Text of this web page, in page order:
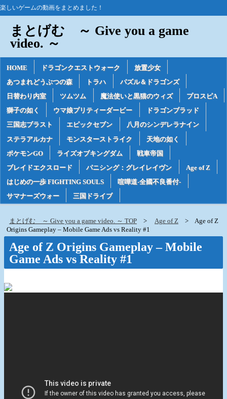
楽しいゲームの動画をまとめました！
まとげむ ～ Give you a game
video. ～
HOME ドラゴンクエストウォーク
放置少女
あつまれどうぶつの森
トラハ
パズル＆ドラゴンズ
日替わり内室
ツムツム 魔法使いと黒猫のウィズ
プロスピA
獅子の如く
ウマ娘プリティーダービー
ドラゴンブラッド
三国志ブラスト
エピックセブン
八月のシンデレラナイン
ステラアルカナ
モンスターストライク
天地の如く
ポケモンGO
ライズオブキングダム
戦車帝国
ブレイドエクスロード
パニシング：グレイレイヴン
Age of Z
はじめの一歩 FIGHTING SOULS
喧嘩道-全國不良番付-
サマナーズウォー
三国ドライブ
まとげむ ～ Give you a game video. ～ TOP Age of Z
Age of Z
Origins Gameplay – Mobile Game Ads vs Reality #1
Age of Z Origins Gameplay – Mobile
Game Ads vs Reality #1